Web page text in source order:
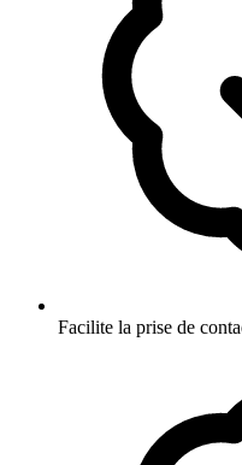
Facilite la prise de